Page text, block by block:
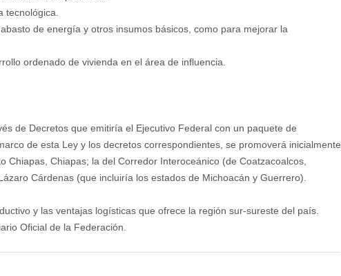
tecnológica.
de energía y otros insumos básicos, como para mejorar la
ordenado de vivienda en el área de influencia.
de Decretos que emitiría el Ejecutivo Federal con un paquete de
de esta Ley y los decretos correspondientes, se promoverá inicialmente
Chiapas, Chiapas; la del Corredor Interoceánico (de Coatzacoalcos,
Cárdenas (que incluiría los estados de Michoacán y Guerrero).
y las ventajas logísticas que ofrece la región sur-sureste del país.
Oficial de la Federación.